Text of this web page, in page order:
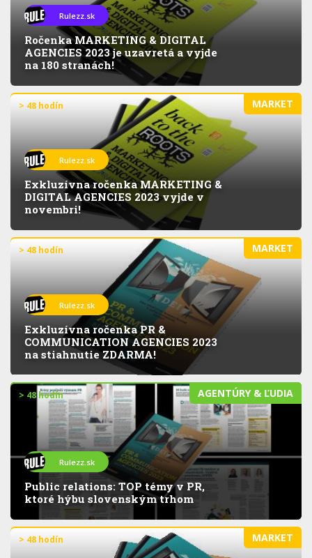
Rulezz.sk
Ročenka MARKETING & DIGITAL
AGENCIES 2023 je uzavretá a vyjde
na 180 stranách!
MARKET
> 48 hodín
Rulezz.sk
Exkluzívna ročenka MARKETING &
DIGITAL AGENCIES 2023 vyjde v
novembri!
MARKET
> 48 hodín
Rulezz.sk
Exkluzívna ročenka PR &
COMMUNICATION AGENCIES 2023
na stiahnutie ZDARMA!
AGENTÚRY & ĽUDIA
> 48 hodín
Rulezz.sk
Public relations: TOP témy v PR,
ktoré hýbu slovenským trhom
MARKET
> 48 hodín